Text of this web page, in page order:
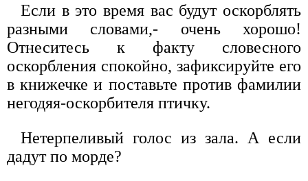
Если в это время вас будут оскорблять
разными словами,- очень хорошо!
Отнеситесь к факту словесного
оскорбления спокойно, зафиксируйте его
в книжечке и поставьте против фамилии
негодяя-оскорбителя птичку.
Нетерпеливый голос из зала. А если
дадут по морде?